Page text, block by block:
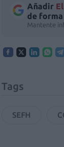
Añadir
de
Mantente
Tags
SEFH